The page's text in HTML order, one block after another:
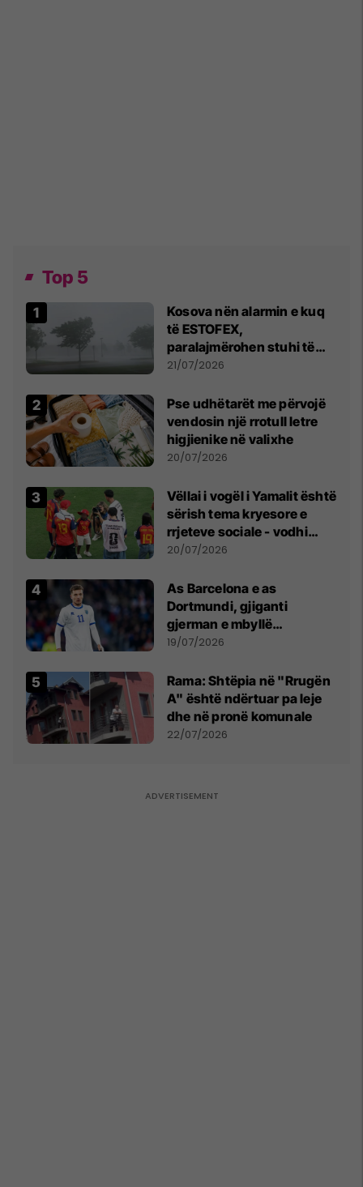
Top 5
Kosova nën alarmin e kuq
të ESTOFEX,
paralajmërohen stuhi të
fuqishme me breshër dhe
21/07/2026
Pse udhëtarët me përvojë
vendosin një rrotull letre
higjienike në valixhe
20/07/2026
Vëllai i vogël i Yamalit është
sërish tema kryesore e
rrjeteve sociale - vodhi
vëmendjen pas finales së
20/07/2026
As Barcelona e as
Dortmundi, gjiganti
gjerman e mbyllë
marrëveshjen për Fisnik
19/07/2026
Rama: Shtëpia në "Rrugën
A" është ndërtuar pa leje
dhe në pronë komunale
22/07/2026